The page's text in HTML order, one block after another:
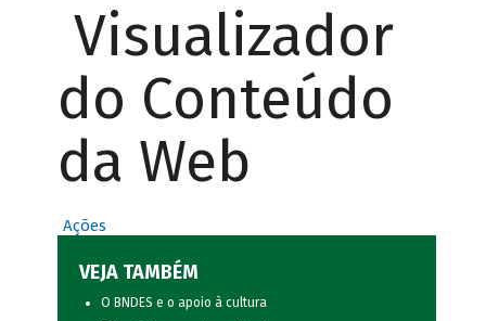
Visualizador
do Conteúdo
da Web
Ações
VEJA TAMBÉM
O BNDES e o apoio à cultura